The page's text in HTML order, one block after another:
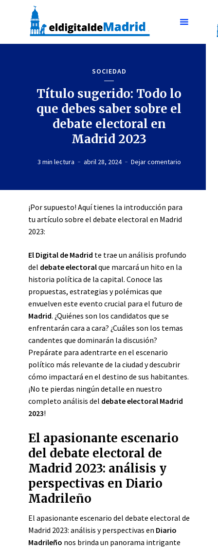
SOCIEDAD
Título sugerido: Todo lo
que debes saber sobre el
debate electoral en
Madrid 2023
3 min lectura abril 28, 2024 Dejar comentario
¡Por supuesto! Aquí tienes la introducción para
tu artículo sobre el debate electoral en Madrid
2023:
El Digital de Madrid te trae un análisis profundo
del debate electoralque marcará un hito en la
historia política de la capital. Conoce las
propuestas, estrategias y polémicas que
envuelven este evento crucial para el futuro de
Madrid. ¿Quiénes son los candidatos que se
enfrentarán cara a cara? ¿Cuáles son los temas
candentes que dominarán la discusión?
Prepárate para adentrarte en el escenario
político más relevante de la ciudad y descubrir
cómo impactará en el destino de sus habitantes.
¡No te pierdas ningún detalle en nuestro
completo análisis del debate electoral Madrid
2023!
El apasionante escenario
del debate electoral de
Madrid 2023: análisis y
perspectivas en Diario
Madrileño
El apasionante escenario del debate electoral de
Madrid 2023: análisis y perspectivas en Diario
Madrileño nos brinda un panorama intrigante